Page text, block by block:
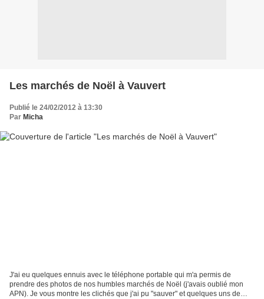
Les marchés de Noël à Vauvert
Publié le 24/02/2012 à 13:30
Par Micha
J'ai eu quelques ennuis avec le téléphone portable qui m'a permis de
prendre des photos de nos humbles marchés de Noël (j'avais oublié mon
APN). Je vous montre les clichés que j'ai pu "sauver" et quelques uns de